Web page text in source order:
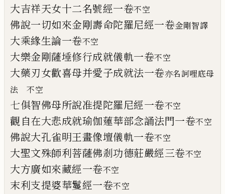
大吉祥天女十二名號經一卷不空
佛說一切如來金剛壽命陀羅尼經一卷金剛智譯
大乘緣生論一卷不空
大樂金剛薩埵修行成就儀軌一卷不空
大藥刃女歡喜母并愛子成就法一卷亦名訶哩底母
法 不空
七俱智佛母所說准提陀羅尼經一卷不空
觀自在大悲成就瑜伽蓮華部念誦法門一卷不空
佛說大孔雀明王畫像壇儀軌一卷不空
大聖文殊師利菩薩佛剎功德莊嚴經三卷不空
大方廣如來藏經一卷不空
末利支提婆華鬘經一卷不空